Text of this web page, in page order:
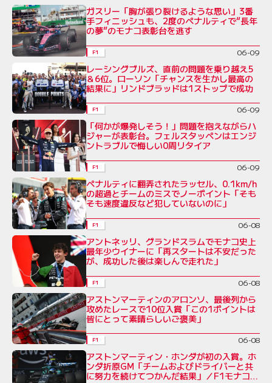
ガスリー「胸が張り裂けるような思い」3番
手フィニッシュも、2度のペナルティで“長年
の夢”のモナコ表彰台を逃す
F1 06-09
レーシングブルズ、直前の問題を乗り越え5
＆6位。ローソン「チャンスを生かし最高の
結果に」リンドブラッドは1ストップで成功
F1 06-09
「何かが爆発しそう！」問題を抱えながらハ
ジャーが表彰台。フェルスタッペンはエンジ
ントラブルで悔しい0周リタイア
F1 06-09
ペナルティに翻弄されたラッセル、0.1km/h
の超過とチームのミスでノーポイント「そも
そも速度違反など犯していないのに」
F1 06-08
アントネッリ、グランドスラムでモナコ史上
最年少ウイナーに「再スタートは不安だった
が、成功した後は楽しんで走れた」
F1 06-08
アストンマーティンのアロンソ、最後列から
攻めたレースで10位入賞「この1ポイントは
皆にとって素晴らしいご褒美」
F1 06-08
アストンマーティン・ホンダが初の入賞。ホ
ンダ折原GM「チームおよびドライバーと共
に努力を続けてつかんだ結果」／F1モナコ